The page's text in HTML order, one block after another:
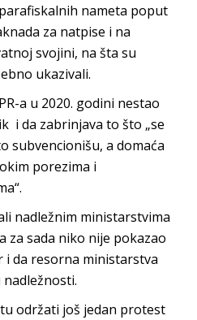
nameta poput
za natpise i na
svojini, na šta su
ukazivali.
a u 2020. godini nestao
i da zabrinjava to što „se
subvencionišu, a domaća
porezima i
nadležnim ministarstvima
za sada niko nije pokazao
da resorna ministarstva
održati još jedan protest